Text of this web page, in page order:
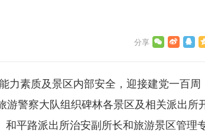
力素质及景区内部安全，迎接建党一百周
游警察大队组织碑林各景区及相关派出所
和平路派出所治安副所长和旅游景区管理